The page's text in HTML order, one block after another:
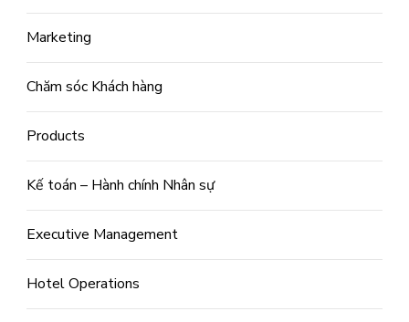
Marketing
Chăm sóc Khách hàng
Products
Kế toán – Hành chính Nhân sự
Executive Management
Hotel Operations